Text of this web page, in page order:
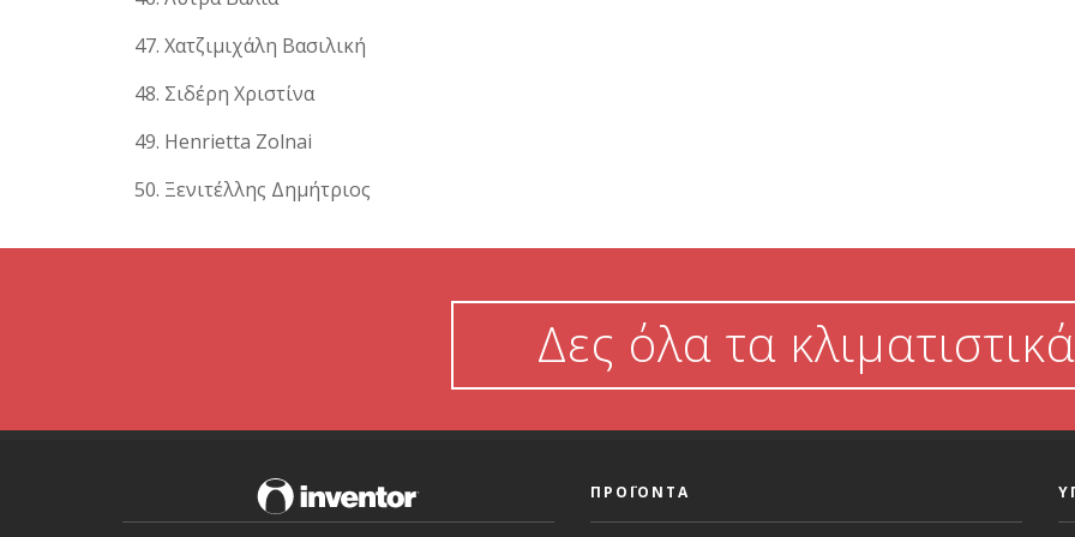
Χατζιμιχάλη Βασιλική
Σιδέρη Χριστίνα
Henrietta Zolnai
Ξενιτέλλης Δημήτριος
Δες όλα τα κλιματιστικά
ΠΡΟΪΟΝΤΑ